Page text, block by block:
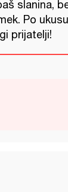
slanina,
Po
prijatelji!